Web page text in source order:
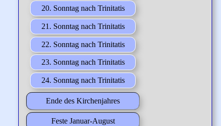
20. Sonntag nach Trinitatis
21. Sonntag nach Trinitatis
22. Sonntag nach Trinitatis
23. Sonntag nach Trinitatis
24. Sonntag nach Trinitatis
Ende des Kirchenjahres
Feste Januar-August